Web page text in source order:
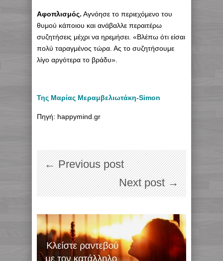
Αφοπλισμός. Αγνόησε το περιεχόμενο του
θυμού κάποιου και ανάβαλλε περαιτέρω
συζητήσεις μέχρι να ηρεμήσει. «Βλέπω ότι είσαι
πολύ ταραγμένος τώρα. Ας το συζητήσουμε
λίγο αργότερα το βράδυ».
Της Μαρίας Μεραμβελιωτάκη-Simon
Πηγή: happymind.gr
← Previous post
Next post →